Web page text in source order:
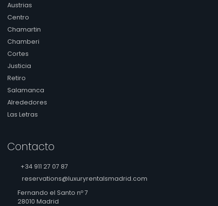
Austrias
Centro
Chamartin
Chamberi
Cortes
Justicia
Retiro
Salamanca
Alrededores
Las Letras
Contacto
+34 911 27 07 87
reservations@luxuryrentalsmadrid.com
Fernando el Santo nº 7
28010 Madrid